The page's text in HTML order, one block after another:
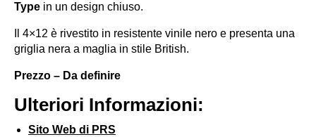
Type in un design chiuso.
Il 4×12 è rivestito in resistente vinile nero e presenta una
griglia nera a maglia in stile British.
Prezzo – Da definire
Ulteriori Informazioni:
Sito Web di PRS